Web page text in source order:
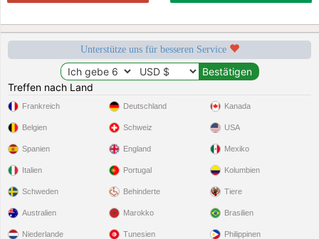
Unterstütze uns für besseren Service
Treffen nach Land
Frankreich
Belgien
Spanien
Italien
Schweden
Deutschland
Schweiz
England
Portugal
Behinderte
Kanada
USA
Mexiko
Kolumbien
Tiere
Australien
Niederlande
Marokko
Tunesien
Brasilien
Philippinen